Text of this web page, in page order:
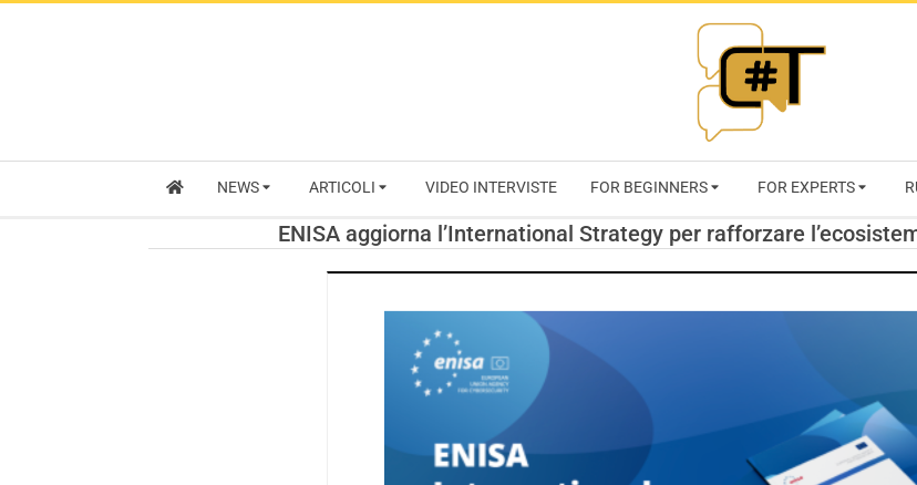
RIVISTA
TRENDS
NEWS ARTICOLI VIDEO INTERVISTE FOR BEGINNERS FOR EXPERTS
ENISA aggiorna l’International Strategy per rafforzare